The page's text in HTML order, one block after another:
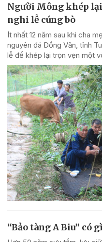
Người Mông khép
nghi lễ cúng bò
Ít nhất 12 năm sau khi cha
nguyên đá Đồng Văn, tỉnh
lễ để khép lại trọn vẹn một
“Bảo tàng A Biu” có